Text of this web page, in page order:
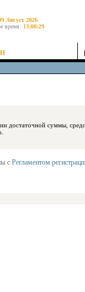
Август 2026
время: 13:00:29
суммы, средства будут
с Регламентом